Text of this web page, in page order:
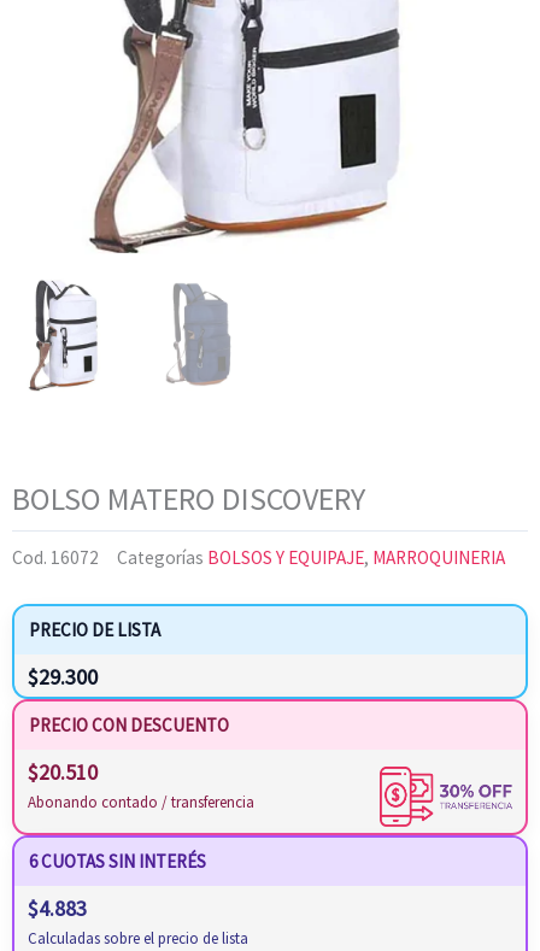
BOLSO MATERO DISCOVERY
Cod. 16072 Categorías BOLSOS Y EQUIPAJE, MARROQUINERIA
PRECIO DE LISTA
$29.300
PRECIO CON DESCUENTO
$20.510
Abonando contado / transferencia
6 CUOTAS SIN INTERÉS
$4.883
Calculadas sobre el precio de lista